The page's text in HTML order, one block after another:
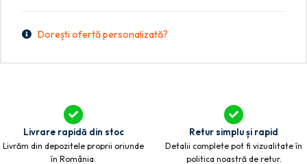
Dorești ofertă personalizată?
Livrare rapidă din stoc
Livrăm din depozitele proprii oriunde
în România.
Retur simplu și rapid
Detalii complete pot fi vizualitate în
politica noastră de retur.